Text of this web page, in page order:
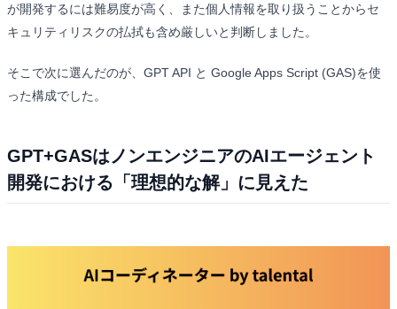
が開発するには難易度が高く、また個人情報を取り扱うことからセ
キュリティリスクの払拭も含め厳しいと判断しました。
そこで次に選んだのが、GPT API と Google Apps Script (GAS)を使
った構成でした。
GPT+GASはノンエンジニアのAIエージェント
開発における「理想的な解」に見えた